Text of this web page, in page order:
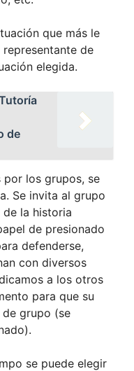
que más le
de
elegida.
de
por los grupos, se
Se invita al grupo
la historia
de presionado
defenderse,
con diversos
a los otros
para que su
grupo (se
se puede elegir